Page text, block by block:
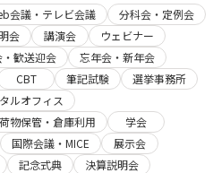
会議・テレビ会議
分科会・定例会
会 講演会
ウェビナー
歓送迎会
忘年会・新年会
CBT 筆記試験
選挙事務所
ルオフィス
荷物保管・倉庫利用
学会
国際会議・MICE
展示会
記念式典
決算説明会